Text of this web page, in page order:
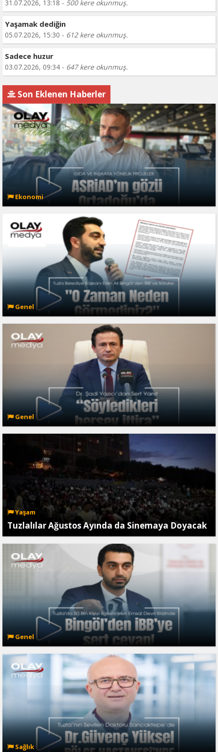
31.07.2026, 13:18 - 500 kere okunmuş.
Yaşamak dediğin
05.07.2026, 15:30 - 612 kere okunmuş.
Sadece huzur
03.07.2026, 09:34 - 647 kere okunmuş.
Son Eklenen Haberler
Ekonomi
Genel
Genel
Yaşam
Tuzlalılar Ağustos Ayında da Sinemaya Doyacak
Genel
Sağlık